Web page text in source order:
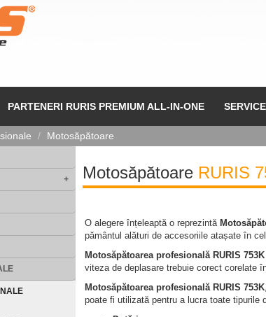
PARTENERI RURIS PREMIUM ALL-IN-ONE SERVICE
Motosăpătoare
+ MotosăpătoareRURIS
O alegere înțeleaptă o reprezintă
pământul alături de accesoriile atașate în
Motosăpătoarea profesională RURIS 753K
viteza de deplasare trebuie corect corelate
Motosăpătoarea profesională RURIS 753K
poate fi utilizată pentru a lucra toate tipurile